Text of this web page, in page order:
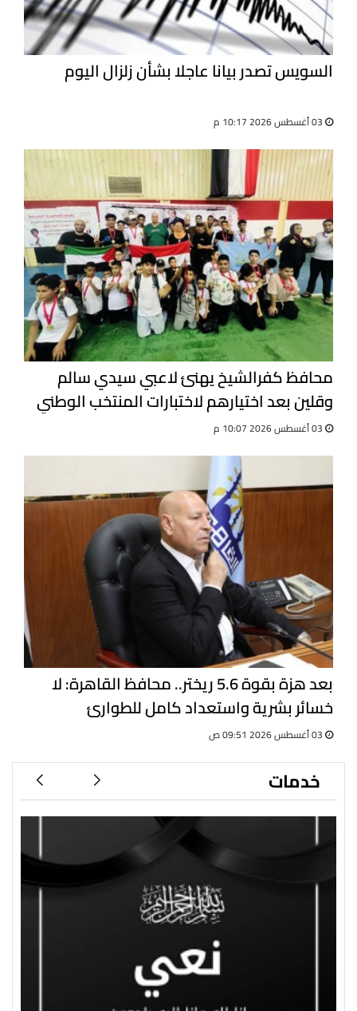
السويس تصدر بيانا عاجلا بشأن زلزال اليوم
محافظ كفرالشيخ يهنئ لاعبي سيدي سالم
وقلين بعد اختيارهم لاختبارات المنتخب الوطني
للجيت كونى دو
بعد هزة بقوة 5.6 ريختر.. محافظ القاهرة: لا
خسائر بشرية واستعداد كامل للطوارئ
خدمات